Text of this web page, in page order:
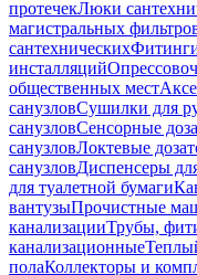
протечекЛюки
магистральных
сантехнических
инсталляций
общественных мест
санузловСушилки для
санузловСенсорные
санузловЛоктевые
санузловДиспенсеры
для туалетной бумаги
вантузыПрочистные
канализацииТрубы,
канализационные
полаКоллекторы и